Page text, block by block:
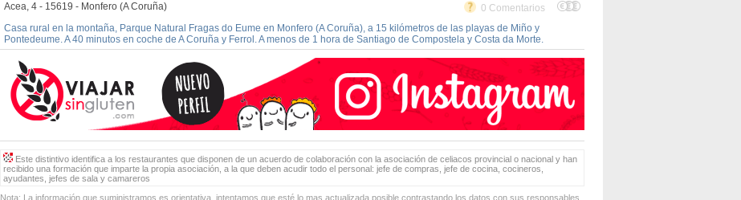
0 Comentarios
Acea, 4 - 15619 - Monfero (A Coruña)
Casa rural en la montaña, Parque Natural Fragas do Eume en Monfero (A Coruña), a 15 kilómetros de las playas de Miño y
Pontedeume. A 40 minutos en coche de A Coruña y Ferrol. A menos de 1 hora de Santiago de Compostela y Costa da Morte.
Este distintivo identifica a los restaurantes que disponen de un acuerdo de colaboración con la asociación de celiacos provincial o nacional y han
recibido una formación que imparte la propia asociación, a la que deben acudir todo el personal: jefe de compras, jefe de cocina, cocineros,
ayudantes, jefes de sala y camareros
Nota: La información que suministramos es orientativa, intentamos que esté lo mas actualizada posible contrastando los datos con sus responsables